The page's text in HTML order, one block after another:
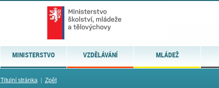
MINISTERSTVO VZDĚLÁVÁNÍ MLÁDEŽ
Titulní stránka| Zpět